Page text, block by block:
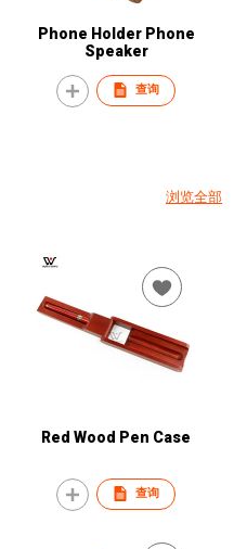
Phone Holder Phone
Speaker
查询
浏览全部
Red Wood Pen Case
查询